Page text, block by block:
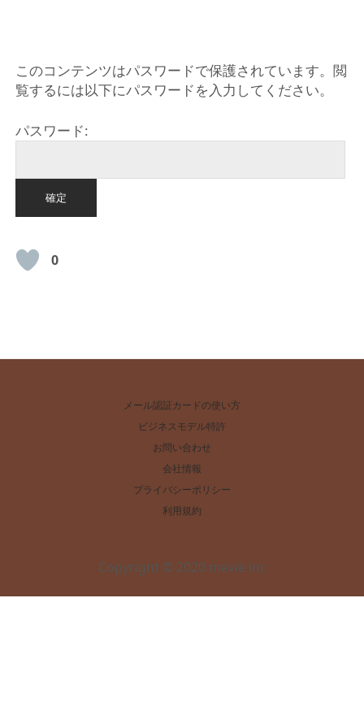
このコンテンツはパスワードで保護されています。閲
覧するには以下にパスワードを入力してください。
パスワード:
0
メール認証カードの使い方
ビジネスモデル特許
お問い合わせ
会社情報
プライバシーポリシー
利用規約
Copyright © 2020 mevie.inc